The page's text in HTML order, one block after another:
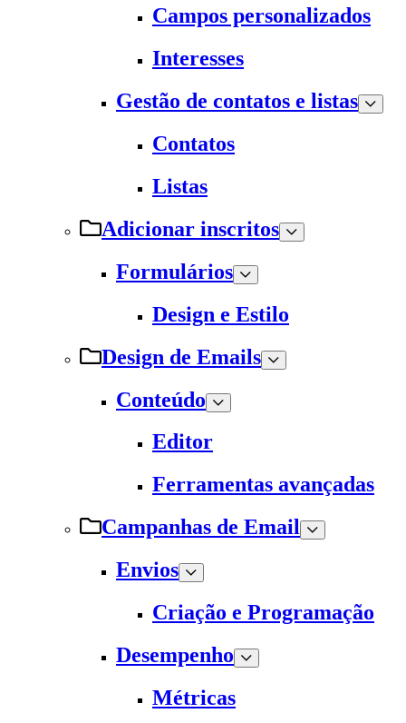
Campos personalizados
Interesses
Gestão de contatos e listas
Contatos
Listas
Adicionar inscritos
Formulários
Design e Estilo
Design de Emails
Conteúdo
Editor
Ferramentas avançadas
Campanhas de Email
Envios
Criação e Programação
Desempenho
Métricas